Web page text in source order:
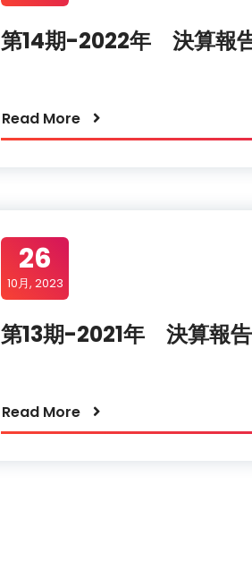
第14期-2022年 決算報
Read More
26
10月, 2023
第13期-2021年 決算報
Read More